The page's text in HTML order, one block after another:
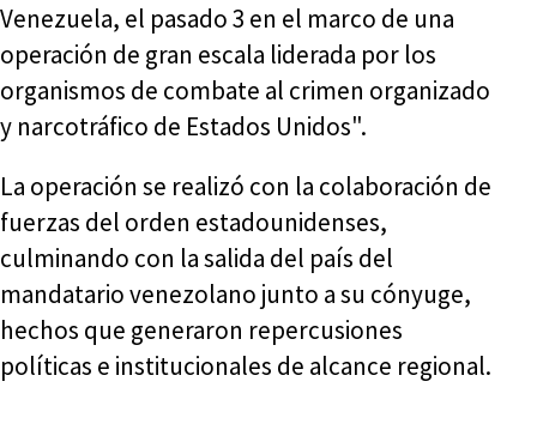
Venezuela, el pasado 3 en el marco de una
operación de gran escala liderada por los
organismos de combate al crimen organizado
y narcotráfico de Estados Unidos".
La operación se realizó con la colaboración de
fuerzas del orden estadounidenses,
culminando con la salida del país del
mandatario venezolano junto a su cónyuge,
hechos que generaron repercusiones
políticas e institucionales de alcance regional.